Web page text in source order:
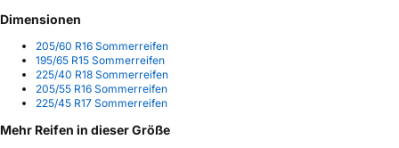
Dimensionen
205/60 R16 Sommerreifen
195/65 R15 Sommerreifen
225/40 R18 Sommerreifen
205/55 R16 Sommerreifen
225/45 R17 Sommerreifen
Mehr Reifen in dieser Größe